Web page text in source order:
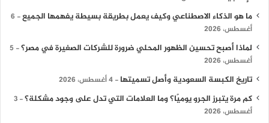
ما هو الذكاء الاصطناعي وكيف يعمل بطريقة بسيطة يفهمها الجميع
6
أغسطس، 2026
لماذا أصبح تحسين الظهور المحلي ضرورة للشركات الصغيرة في مصر؟
5
أغسطس، 2026
تاريخ الكبسة السعودية وأصل تسميتها 4 أغسطس، 2026
كم مرة يتبرز الجرو يوميًا؟ وما العلامات التي تدل على وجود مشكلة؟ 3
أغسطس، 2026